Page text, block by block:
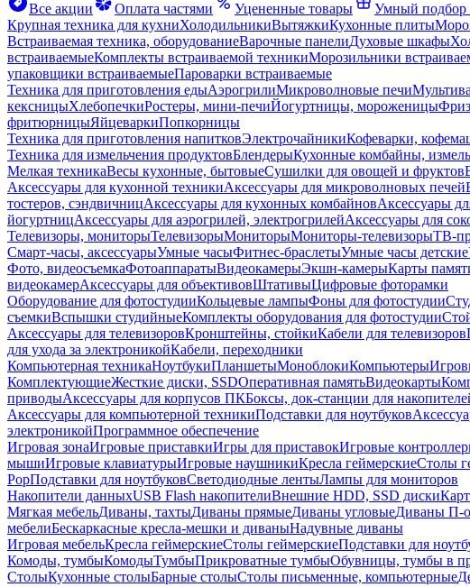
Все акции
Оплата частями Уцененные товары Умный подбор
Крупная техника для кухниХолодильникиВытяжкиКухонные плиты
Встраиваемая техника, оборудованиеВарочные панелиДуховые шкафы
встраиваемыеКомплекты встраиваемой техникиМорозильники
упаковщики встраиваемыеПароварки встраиваемые
Техника для приготовления едыАэрогрилиМикроволновые печи
кексницыХлебопечкиРостеры, мини-печиЙогуртницы, мороженицы
фритюрницыЯйцеваркиПопкорницы
Техника для приготовления напитковЭлектрочайникиКофеварки,
Техника для измельчения продуктовБлендерыКухонные комбайны,
Мелкая техникаВесы кухонные, бытовыеСушилки для овощей и фруктов
Аксессуары для кухонной техникиАксессуары для микроволновых печей
тостеров, сэндвичницАксессуары для кухонных комбайновАксессуары
йогуртницАксессуары для аэрогрилей, электрогрилейАксессуары для
Телевизоры, мониторыТелевизорыМониторыМониторы-телевизорыТВ-
Смарт-часы, аксессуарыУмные часыФитнес-браслетыУмные часы детские
Фото, видеосъемкаФотоаппаратыВидеокамерыЭкшн-камерыКарты
видеокамерАксессуары для объективовШтативыЦифровые фоторамки
Оборудование для фотостудииКольцевые лампыФоны для фотостудии
съемкиВспышки студийныеКомплекты оборудования для фотостудии
Аксессуары для телевизоровКронштейны, стойкиКабели для телевизоров
для ухода за электроникойКабели, переходники
Компьютерная техникаНоутбукиПланшетыМоноблокиКомпьютеры
КомплектующиеЖесткие диски, SSDОперативная памятьВидеокарты
приводыАксессуары для корпусов ПКБоксы, док-станции для
Аксессуары для компьютерной техникиПодставки для ноутбуков
электроникойПрограммное обеспечение
Игровая зонаИгровые приставкиИгры для приставокИгровые
мышиИгровые клавиатурыИгровые наушникиКресла геймерскиеСтолы
PopПодставки для ноутбуковСветодиодные лентыЛампы для мониторов
Накопители данныхUSB Flash накопителиВнешние HDD, SSD диски
Мягкая мебельДиваны, тахтыДиваны прямыеДиваны угловыеДиваны П-
мебелиБескаркасные кресла-мешки и диваныНадувные диваны
Игровая мебельКресла геймерскиеСтолы геймерскиеПодставки для
Комоды, тумбыКомодыТумбыПрикроватные тумбыОбувницы, тумбы в
СтолыКухонные столыБарные столыСтолы письменные, компьютерные